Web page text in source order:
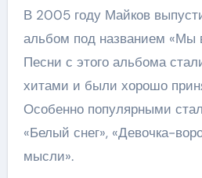
В 2005 году Майков
альбом под названием «Мы
Песни с этого альбома
хитами и были хорошо
Особенно популярными
«Белый снег», «Девочка-
мысли».